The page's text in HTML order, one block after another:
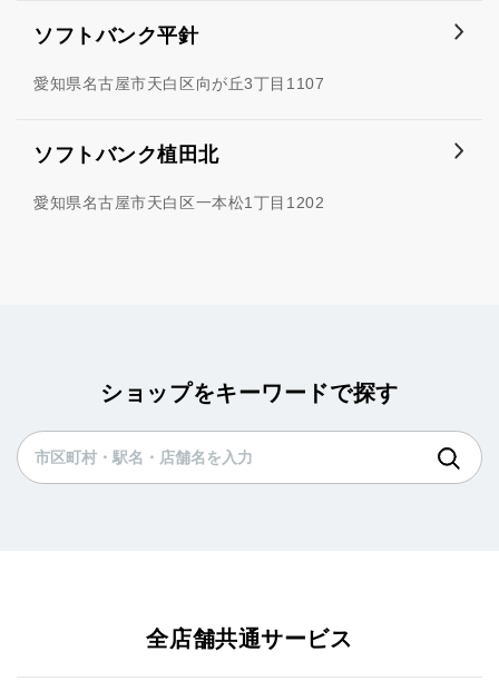
ソフトバンク平針
愛知県名古屋市天白区向が丘3丁目1107
ソフトバンク植田北
愛知県名古屋市天白区一本松1丁目1202
ショップをキーワードで探す
全店舗共通サービス